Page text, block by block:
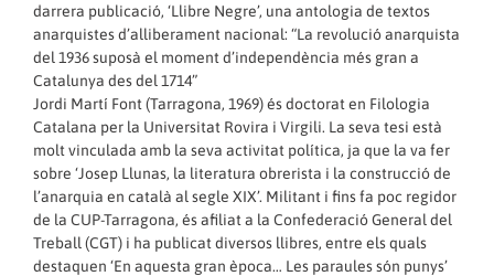
darrera publicació, ‘Llibre Negre’, una antologia de textos
anarquistes d’alliberament nacional: “La revolució anarquista
del 1936 suposà el moment d’independència més gran a
Catalunya des del 1714”
Jordi Martí Font (Tarragona, 1969) és doctorat en Filologia
Catalana per la Universitat Rovira i Virgili. La seva tesi està
molt vinculada amb la seva activitat política, ja que la va fer
sobre ‘Josep Llunas, la literatura obrerista i la construcció de
l’anarquia en català al segle XIX’. Militant i fins fa poc regidor
de la CUP-Tarragona, és afiliat a la Confederació General del
Treball (CGT) i ha publicat diversos llibres, entre els quals
destaquen ‘En aquesta gran època… Les paraules són punys’